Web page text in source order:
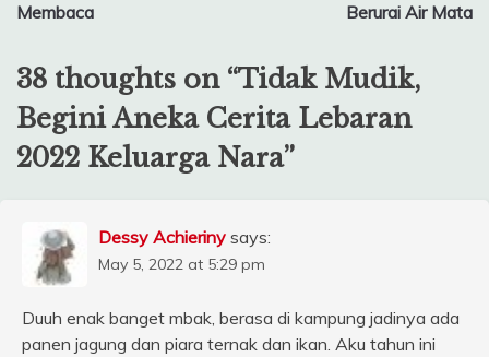
Membaca
Berurai Air Mata
38 thoughts on “Tidak Mudik,
Begini Aneka Cerita Lebaran
2022 Keluarga Nara”
Dessy Achieriny says:
May 5, 2022 at 5:29 pm
Duuh enak banget mbak, berasa di kampung jadinya ada
panen jagung dan piara ternak dan ikan. Aku tahun ini